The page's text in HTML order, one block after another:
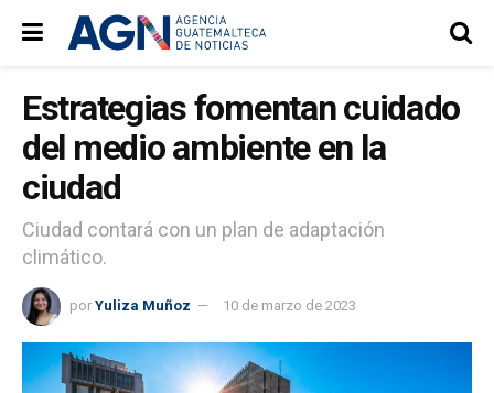
Estrategias fomentan cuidado
del medio ambiente en la
ciudad
Ciudad contará con un plan de adaptación
climático.
por Yuliza Muñoz 10 de marzo de 2023